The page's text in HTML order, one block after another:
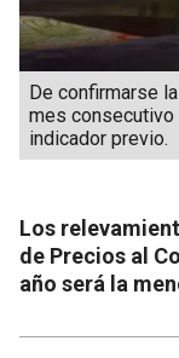
De confirmarse
mes
indicador previo.
Los
de Precios al
año será la